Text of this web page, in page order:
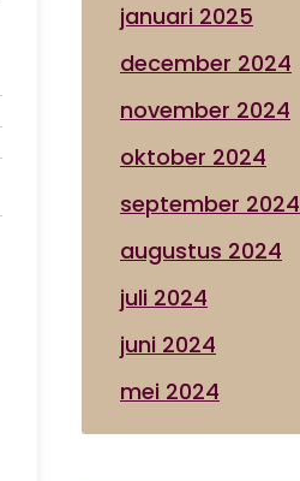
januari 2025
december 2024
november 2024
oktober 2024
september 2024
augustus 2024
juli 2024
juni 2024
mei 2024